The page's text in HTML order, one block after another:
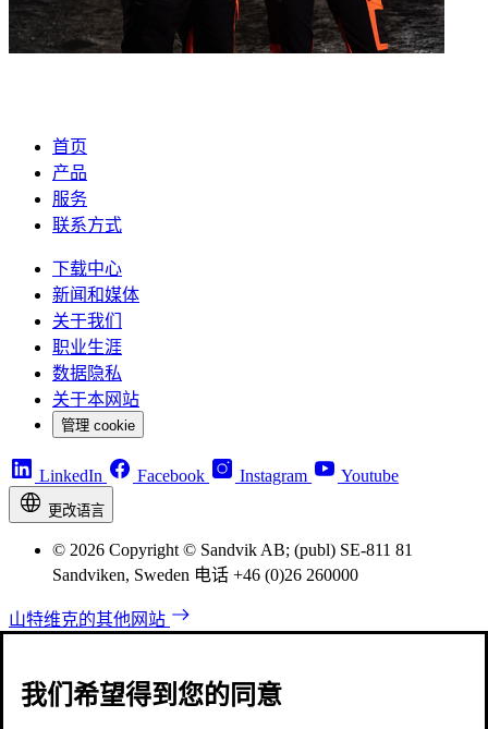
首页
产品
服务
联系方式
下载中心
新闻和媒体
关于我们
职业生涯
数据隐私
关于本网站
管理 cookie
LinkedIn Facebook Instagram Youtube
更改语言
© 2026 Copyright © Sandvik AB; (publ) SE-811 81
Sandviken, Sweden 电话 +46 (0)26 260000
山特维克的其他网站
我们希望得到您的同意